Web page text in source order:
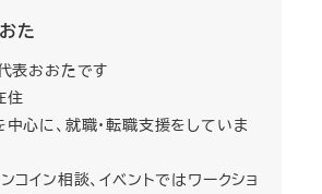
た
表おおたです
住
心に、就職・転職支援をしていま
コイン相談、イベントではワークショ